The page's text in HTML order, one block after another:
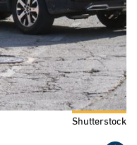
Shutterstock